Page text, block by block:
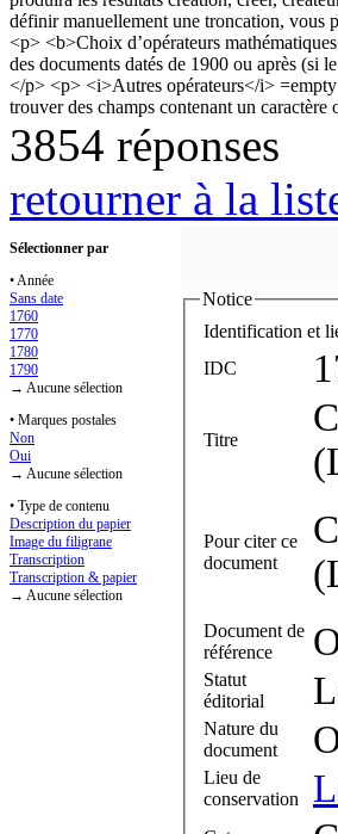
3854 réponses
retourner à la
Sélectionner par
• Année
Sans date
1760
1770
1780
1790
→ Aucune sélection
• Marques postales
Non
Oui
→ Aucune sélection
• Type de contenu
Description du papier
Image du filigrane
Transcription
Transcription & papier
→ Aucune sélection
Notice
Identification et
IDC
Titre
C
Pour citer ce
document
Document de
référence
Statut
éditorial
Nature du
document
Lieu de
conservation